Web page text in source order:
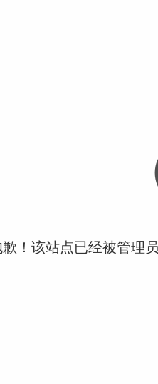
歉！该站点已经被管理